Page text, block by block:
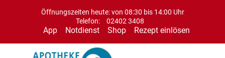
Öffnungszeiten heute: von 08:30 bis 14:00 Uhr
Telefon:
02402 3408
App Notdienst Shop Rezept einlösen